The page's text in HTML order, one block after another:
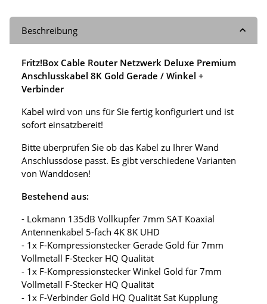
Beschreibung
Fritz!Box Cable Router Netzwerk Deluxe Premium
Anschlusskabel 8K Gold Gerade / Winkel +
Verbinder
Kabel wird von uns für Sie fertig konfiguriert und ist
sofort einsatzbereit!
Bitte überprüfen Sie ob das Kabel zu Ihrer Wand
Anschlussdose passt. Es gibt verschiedene Varianten
von Wanddosen!
Bestehend aus:
- Lokmann 135dB Vollkupfer 7mm SAT Koaxial
Antennenkabel 5-fach 4K 8K UHD
- 1x F-Kompressionstecker Gerade Gold für 7mm
Vollmetall F-Stecker HQ Qualität
- 1x F-Kompressionstecker Winkel Gold für 7mm
Vollmetall F-Stecker HQ Qualität
- 1x F-Verbinder Gold HQ Qualität Sat Kupplung